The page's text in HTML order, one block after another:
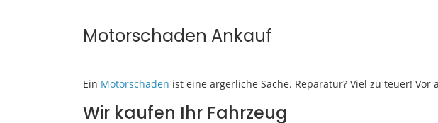
Motorschaden Ankauf
Ein Motorschaden ist eine ärgerliche Sache. Reparatur? Viel zu teuer!
Wir kaufen Ihr Fahrzeug